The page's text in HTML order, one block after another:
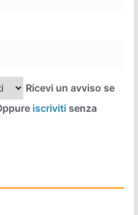
Ricevi un avviso se
iscrivitisenza